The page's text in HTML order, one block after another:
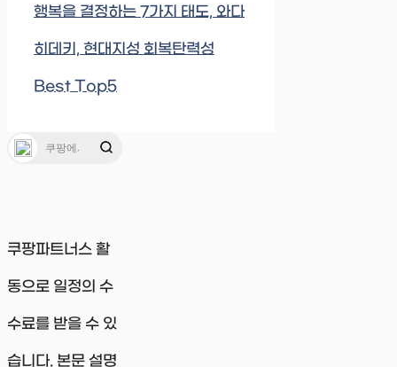
행복을 결정하는 7가지 태도, 와다
히데키, 현대지성 회복탄력성
Best Top5
쿠팡파트너스 활
동으로 일정의 수
수료를 받을 수 있
습니다. 본문 설명